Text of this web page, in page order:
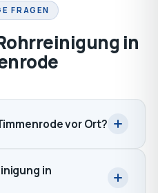
FRAGEN
in
vor Ort?
in